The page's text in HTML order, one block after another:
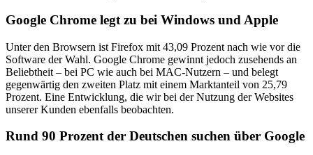
Google Chrome legt zu bei Windows und Apple
Unter den Browsern ist Firefox mit 43,09 Prozent nach wie vor die
Software der Wahl. Google Chrome gewinnt jedoch zusehends an
Beliebtheit – bei PC wie auch bei MAC-Nutzern – und belegt
gegenwärtig den zweiten Platz mit einem Marktanteil von 25,79
Prozent. Eine Entwicklung, die wir bei der Nutzung der Websites
unserer Kunden ebenfalls beobachten.
Rund 90 Prozent der Deutschen suchen über Google